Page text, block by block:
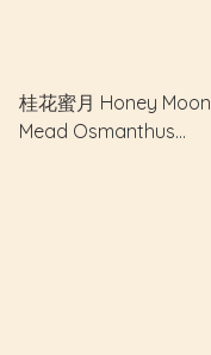
桂花蜜月 Honey Moon
Mead Osmanthus